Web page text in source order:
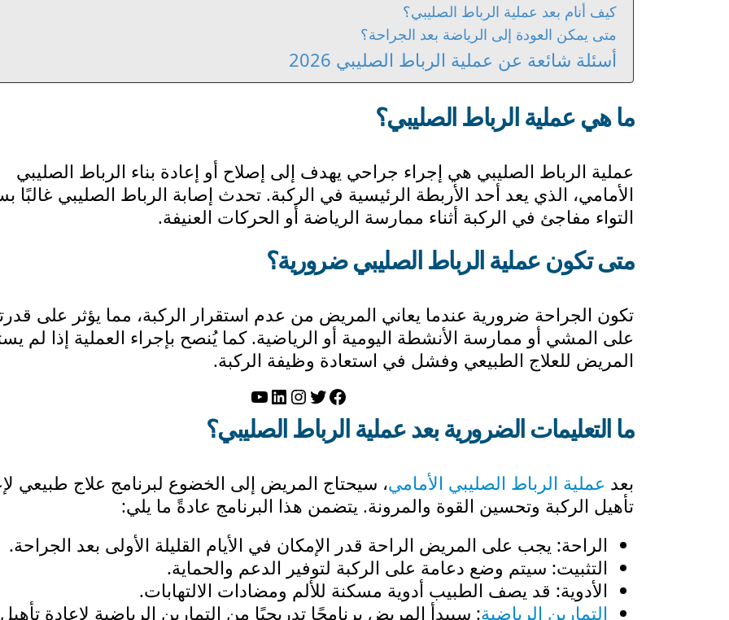
كيف أنام بعد عملية الرباط الصليبي؟
متى يمكن العودة إلى الرياضة بعد الجراحة؟
أسئلة شائعة عن عملية الرباط الصليبي 2026
ما هي عملية الرباط الصليبي؟
عملية الرباط الصليبي هي إجراء جراحي يهدف إلى إصلاح أو إعادة بناء الرباط الصليبي
الأمامي، الذي يعد أحد الأربطة الرئيسية في الركبة. تحدث إصابة الرباط الصليبي غالبًا
التواء مفاجئ في الركبة أثناء ممارسة الرياضة أو الحركات العنيفة.
متى تكون عملية الرباط الصليبي ضرورية؟
تكون الجراحة ضرورية عندما يعاني المريض من عدم استقرار الركبة، مما يؤثر على
على المشي أو ممارسة الأنشطة اليومية أو الرياضية. كما يُنصح بإجراء العملية إذا لم
المريض للعلاج الطبيعي وفشل في استعادة وظيفة الركبة.
فيسبوك
تويترإنستجرام
لينكد إنيوتيوب
ما التعليمات الضرورية بعد عملية الرباط الصليبي؟
بعد عملية الرباط الصليبي الأمامي، سيحتاج المريض إلى الخضوع لبرنامج علاج طبيعي
تأهيل الركبة وتحسين القوة والمرونة. يتضمن هذا البرنامج عادةً ما يلي:
الراحة: يجب على المريض الراحة قدر الإمكان في الأيام القليلة الأولى بعد الجراحة.
التثبيت: سيتم وضع دعامة على الركبة لتوفير الدعم والحماية.
الأدوية: قد يصف الطبيب أدوية مسكنة للألم ومضادات الالتهابات.
التمارين الرياضية: سيبدأ المريض برنامجًا تدريجيًا من التمارين الرياضية لإعادة تأهيل